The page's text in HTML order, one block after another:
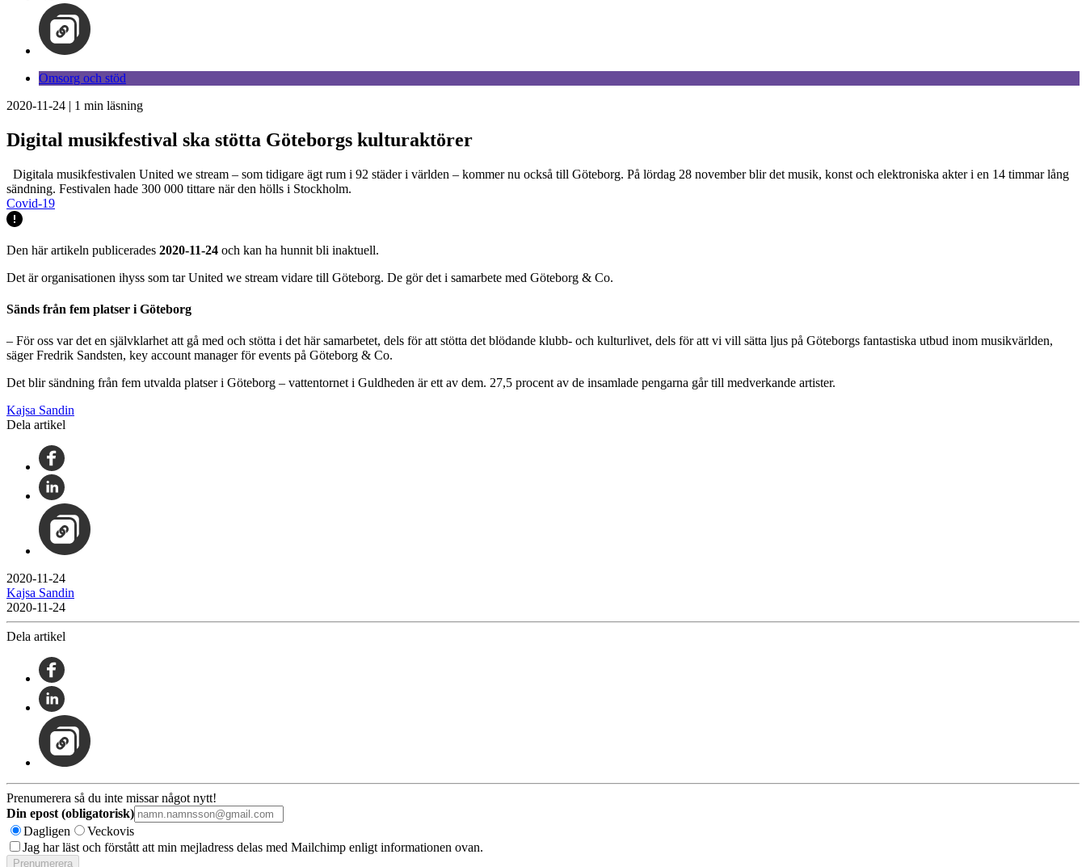
Omsorg och stöd
2020-11-24 | 1 min läsning
Digital musikfestival ska stötta Göteborgs kulturaktörer
Digitala musikfestivalen United we stream – som tidigare ägt rum i 92 städer i världen – kommer nu också till Göteborg. På lördag 28 november blir det musik, konst och elektroniska akter i en 14 timmar lång
sändning. Festivalen hade 300 000 tittare när den hölls i Stockholm.
Covid-19
Den här artikeln publicerades 2020-11-24 och kan ha hunnit bli inaktuell.
Det är organisationen ihyss som tar United we stream vidare till Göteborg. De gör det i samarbete med Göteborg & Co.
Sänds från fem platser i Göteborg
– För oss var det en självklarhet att gå med och stötta i det här samarbetet, dels för att stötta det blödande klubb- och kulturlivet, dels för att vi vill sätta ljus på Göteborgs fantastiska utbud inom musikvärlden,
säger Fredrik Sandsten, key account manager för events på Göteborg & Co.
Det blir sändning från fem utvalda platser i Göteborg – vattentornet i Guldheden är ett av dem. 27,5 procent av de insamlade pengarna går till medverkande artister.
Kajsa Sandin
Dela artikel
2020-11-24
Kajsa Sandin
2020-11-24
Dela artikel
Prenumerera så du inte missar något nytt!
Din epost (obligatorisk)
Dagligen
Veckovis
Jag har läst och förstått att min mejladress delas med Mailchimp enligt informationen ovan.